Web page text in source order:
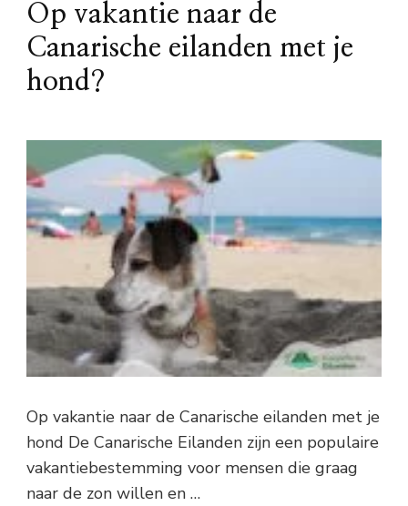
Op vakantie naar de
Canarische eilanden met je
hond?
Op vakantie naar de Canarische eilanden met je
hond De Canarische Eilanden zijn een populaire
vakantiebestemming voor mensen die graag
naar de zon willen en …